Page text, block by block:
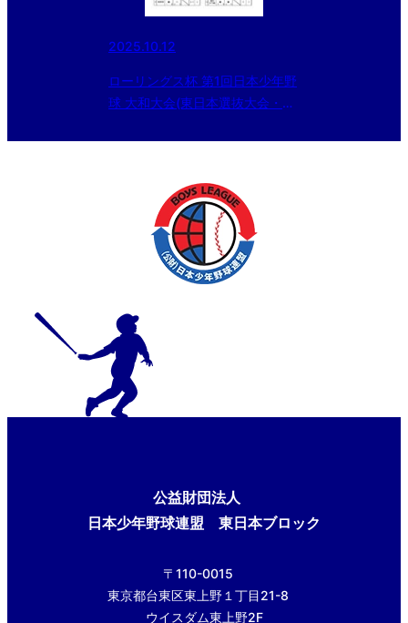
2025.10.12
ローリングス杯 第1回日本少年野
球 大和大会(東日本選抜大会・本
公益財団法人
日本少年野球連盟 東日本ブロック
〒110-0015
東京都台東区東上野１丁目21-8
ウイスダム東上野2F